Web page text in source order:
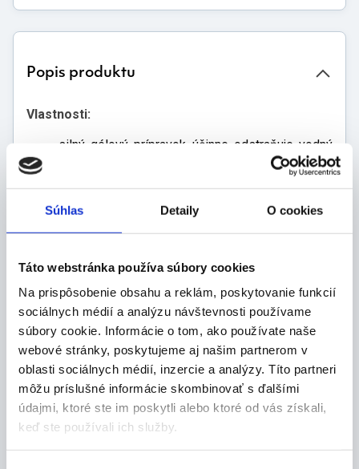
Súhlas Detaily O cookies
Táto webstránka používa súbory cookies
Na prispôsobenie obsahu a reklám, poskytovanie funkcií
sociálnych médií a analýzu návštevnosti používame
súbory cookie. Informácie o tom, ako používate naše
webové stránky, poskytujeme aj našim partnerom v
oblasti sociálnych médií, inzercie a analýzy. Títo partneri
môžu príslušné informácie skombinovať s ďalšími
údajmi, ktoré ste im poskytli alebo ktoré od vás získali,
keď ste používali ich služby.
Popis produktu
Vlastnosti:
silný gélový prípravok účinne odstraňuje vodný
kameň, stopy po vode a nečistoty zo všetkých
nového vodného kameňa
s čerstvou vôňou
15-17 D-63329 Egelsbach Germany,
www.beckmanngroup.com,
info@beckmanngroup.com
Balenie:
500 ml
POZOR Spôsobuje vážne podráždenie očí. Ak je